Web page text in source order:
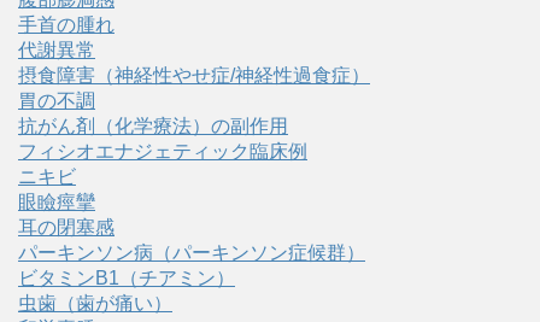
手首の腫れ
代謝異常
摂食障害（神経性やせ症/神経性過食症）
胃の不調
抗がん剤（化学療法）の副作用
フィシオエナジェティック臨床例
ニキビ
眼瞼痙攣
耳の閉塞感
パーキンソン病（パーキンソン症候群）
ビタミンB1（チアミン）
虫歯（歯が痛い）